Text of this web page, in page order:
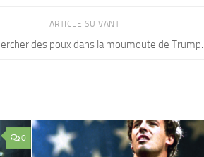
ARTICLE SUIVANT
des poux dans la moumoute de
0